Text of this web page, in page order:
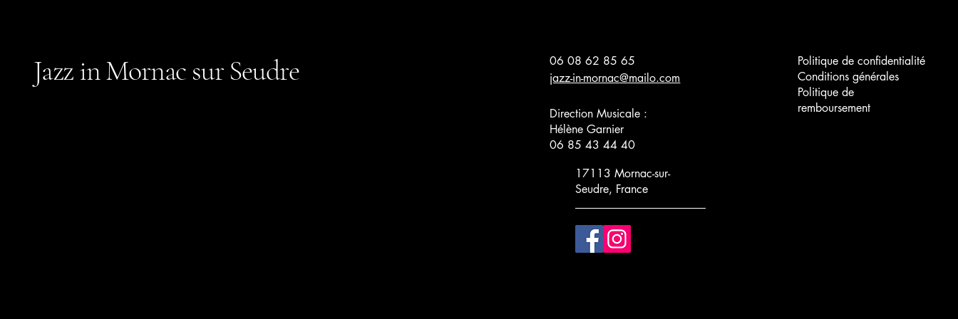
Jazz in Mornac sur Seudre
06 08 62 85 65
jazz-in-mornac@mailo.com
Direction Musicale :
Hélène Garnier
06 85 43 44 40
17113 Mornac-sur-
Seudre, France
Politique de confidentialité
Conditions générales
Politique de
remboursement